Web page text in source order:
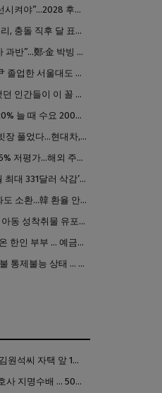
트럼프 “결국 밴스 당선시켜야”…2028 후계 구도 힘 싣나
팰컨9 달에 ‘쾅’ … 다누리, 충돌 직후 달 표면 촬영 유일 탐사선
“게임 끝났다” vs “내가 과반”…鄭·金 박빙 전대 서로 우위 주장
“육사 탓에 쿠데타?…尹 졸업한 서울대도 없애야 하나”
허지웅 “우리가 지지했던 인간들이 이 꼴 만들었다”
머스크 “메모리 생산 20% 늘 때 수요 200% 증가” … 반도체 매출 1조달러 눈 앞
엔비디아, ‘알파마요’ 빗장 풀었다…현대차, 자율주행 속도내나
IMF “원화 실질가치 7.5% 저평가…해외 주식투자 영향”
SSI 수급자 40만 명 ‘월 최대 331달러 삭감’ 위기…10만 명은 수급자격 상실
美, 엔화 방어하며 원화도 소환…韓 환율 안정 ‘우군’ 되나
[사건] 30대 한인 남성 아동 성착취물 유포 혐의로 체포
’10억 빚’ 안갚고 미국 온 한인 부부 … 예금보험공사, 미국서 소송
워싱턴주 동시다발 산불 통제불능 상태 … 이재민 수십만명
[화제] “내 돈 갚아라” 김원석씨 자택 앞 1인 광대 시위 … 한인 투자사, “108만 달러 못받아”
연방 당국, LA 한인 간호사 지명수배 … 500만 달러 메디캐어 사기, 선고 직전 한국 도주